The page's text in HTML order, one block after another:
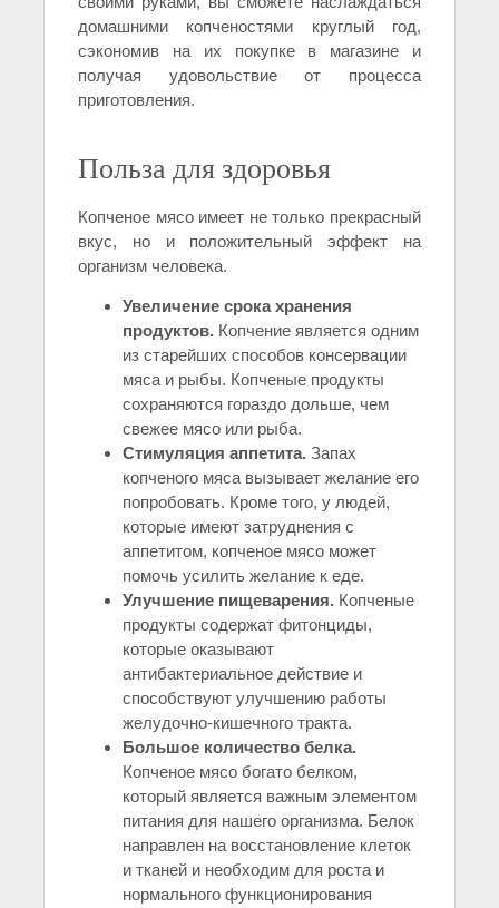
домашними копченостями круглый год,
сэкономив на их покупке в магазине и
получая удовольствие от процесса
приготовления.
Польза для здоровья
Копченое мясо имеет не только прекрасный
вкус, но и положительный эффект на
организм человека.
Увеличение срока хранения
продуктов. Копчение является одним
из старейших способов консервации
мяса и рыбы. Копченые продукты
сохраняются гораздо дольше, чем
свежее мясо или рыба.
Стимуляция аппетита. Запах
копченого мяса вызывает желание его
попробовать. Кроме того, у людей,
которые имеют затруднения с
аппетитом, копченое мясо может
помочь усилить желание к еде.
Улучшение пищеварения. Копченые
продукты содержат фитонциды,
которые оказывают
антибактериальное действие и
способствуют улучшению работы
желудочно-кишечного тракта.
Большое количество белка.
Копченое мясо богато белком,
который является важным элементом
питания для нашего организма. Белок
направлен на восстановление клеток
и тканей и необходим для роста и
нормального функционирования